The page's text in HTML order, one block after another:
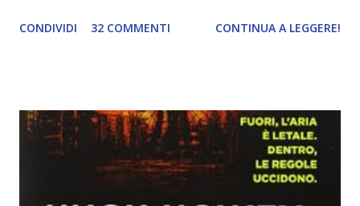
costante nelle rubriche. Odiavo lo sport. Odiavo lo sport,
cui si gioca a mini-baseball mia madre voleva che mi facessi
delle amicizie, così mi obbligò a entrare nella squadra dei
Pirati di Orlando. Mi feci degli amici eccome: una masnada di
CONDIVIDI 32 COMMENTI CONTINUA A LEGGERE!